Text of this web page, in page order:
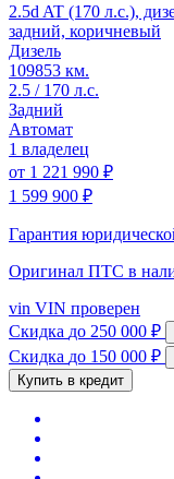
2.5d AT (170 л.с.),
задний, коричневый
Дизель
109853 км.
2.5 / 170 л.с.
Задний
Автомат
1 владелец
от 1 221 990 ₽
1 599 900 ₽
Гарантия
Оригинал ПТС в
vin VIN проверен
Скидка до 250 000 ₽
Скидка до 150 000 ₽
Купить в кредит